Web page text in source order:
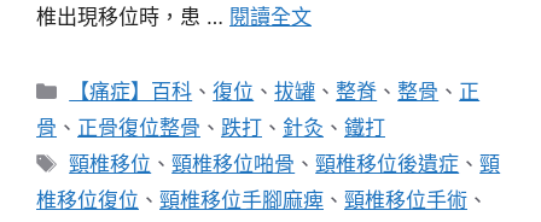
椎出現移位時，患 … 閱讀全文
分
類
【痛症】百科 、復位 、拔罐 、整脊 、整骨 、 正
骨 、 正骨復位整骨 、 跌打 、 針灸 、 鐵打
標
籤
頸椎移位 、頸椎移位啪骨 、頸椎移位後遺症 、頸
椎移位復位 、 頸椎移位手腳麻痺 、 頸椎移位手術 、